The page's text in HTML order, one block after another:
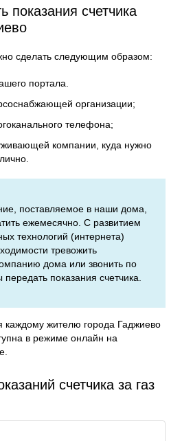
показания счетчика
сделать следующим образом:
портала.
организации;
телефона;
компании, куда нужно
поставляемое в наши дома,
ежемесячно. С развитием
технологий (интернета)
тревожить
дома или звонить по
показания счетчика.
каждому жителю города Гаджиево
в режиме онлайн на
счетчика за газ